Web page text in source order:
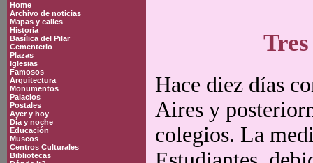
Home
Archivo de noticias
Mapas y calles
Historia
Basílica del Pilar
Cementerio
Plazas
Iglesias
Famosos
Arquitectura
Monumentos
Palacios
Postales
Ayer y hoy
Día y noche
Educación
Museos
Centros Culturales
Bibliotecas
Hace diez días
Aires y
colegios. La